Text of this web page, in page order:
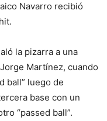
Navarro recibió
la pizarra a una
Martínez, cuando
ball” luego de
base con un
“passed ball”.